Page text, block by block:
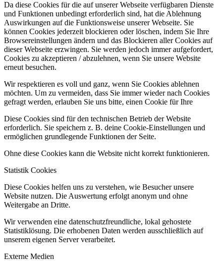
Da diese Cookies für die auf unserer Webseite verfügbaren Dienste
und Funktionen unbedingt erforderlich sind, hat die Ablehnung
Auswirkungen auf die Funktionsweise unserer Webseite. Sie
können Cookies jederzeit blockieren oder löschen, indem Sie Ihre
Browsereinstellungen ändern und das Blockieren aller Cookies auf
dieser Webseite erzwingen. Sie werden jedoch immer aufgefordert,
Cookies zu akzeptieren / abzulehnen, wenn Sie unsere Website
erneut besuchen.
Wir respektieren es voll und ganz, wenn Sie Cookies ablehnen
möchten. Um zu vermeiden, dass Sie immer wieder nach Cookies
gefragt werden, erlauben Sie uns bitte, einen Cookie für Ihre
Diese Cookies sind für den technischen Betrieb der Website
erforderlich. Sie speichern z. B. deine Cookie-Einstellungen und
ermöglichen grundlegende Funktionen der Seite.
Ohne diese Cookies kann die Website nicht korrekt funktionieren.
Statistik Cookies
Diese Cookies helfen uns zu verstehen, wie Besucher unsere
Website nutzen. Die Auswertung erfolgt anonym und ohne
Weitergabe an Dritte.
Wir verwenden eine datenschutzfreundliche, lokal gehostete
Statistiklösung. Die erhobenen Daten werden ausschließlich auf
unserem eigenen Server verarbeitet.
Externe Medien